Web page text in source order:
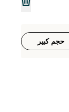
حجم كبير